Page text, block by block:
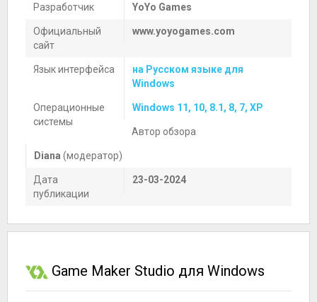
Разработчик YoYo Games
Официальный
сайт
www.yoyogames.com
Язык интерфейса
на Русском языке для
Windows
Операционные
системы
Windows 11, 10, 8.1, 8, 7, XP
Автор обзора
Diana (модератор)
Дата
публикации
23-03-2024
Game Maker Studio для Windows